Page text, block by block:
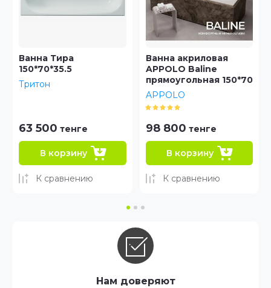
Ванна Тира
150*70*35.5
Тритон
63 500 тенге
В корзину
К сравнению
Ванна акриловая
APPOLO Baline
прямоугольная 150*70
APPOLO
98 800 тенге
В корзину
К сравнению
Нам доверяют